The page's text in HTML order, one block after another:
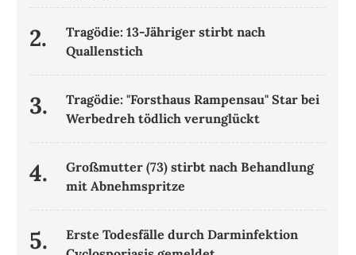
2.
Tragödie: 13-Jähriger stirbt nach
Quallenstich
3.
Tragödie: "Forsthaus Rampensau" Star bei
Werbedreh tödlich verunglückt
4.
Großmutter (73) stirbt nach Behandlung
mit Abnehmspritze
5.
Erste Todesfälle durch Darminfektion